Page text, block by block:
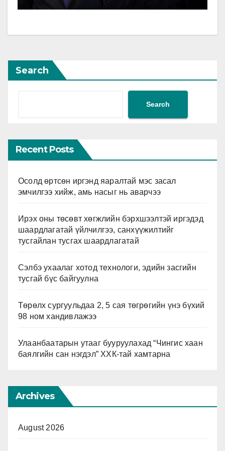
Search
Search
Recent Posts
Осолд өртсөн иргэнд яаралтай мэс засал
эмчилгээ хийж, амь насыг нь аварчээ
Ирэх оны төсөвт хөгжлийн бэрхшээлтэй иргэдэд
шаардлагатай үйлчилгээ, санхүүжилтийг
тусгайлан тусгах шаардлагатай
Сэлбэ ухаалаг хотод технологи, эдийн засгийн
тусгай бүс байгуулна
Төрөлх сургуульдаа 2, 5 сая төгрөгийн үнэ бүхий
98 ном хандивлажээ
Улаанбаатарын утааг бууруулахад “Чингис хаан
баялгийн сан нэгдэл” ХХК-тай хамтарна
Archives
August 2026